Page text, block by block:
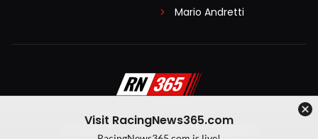
Mario Andretti
Algemene voorwaarden
Visit RacingNews365.com